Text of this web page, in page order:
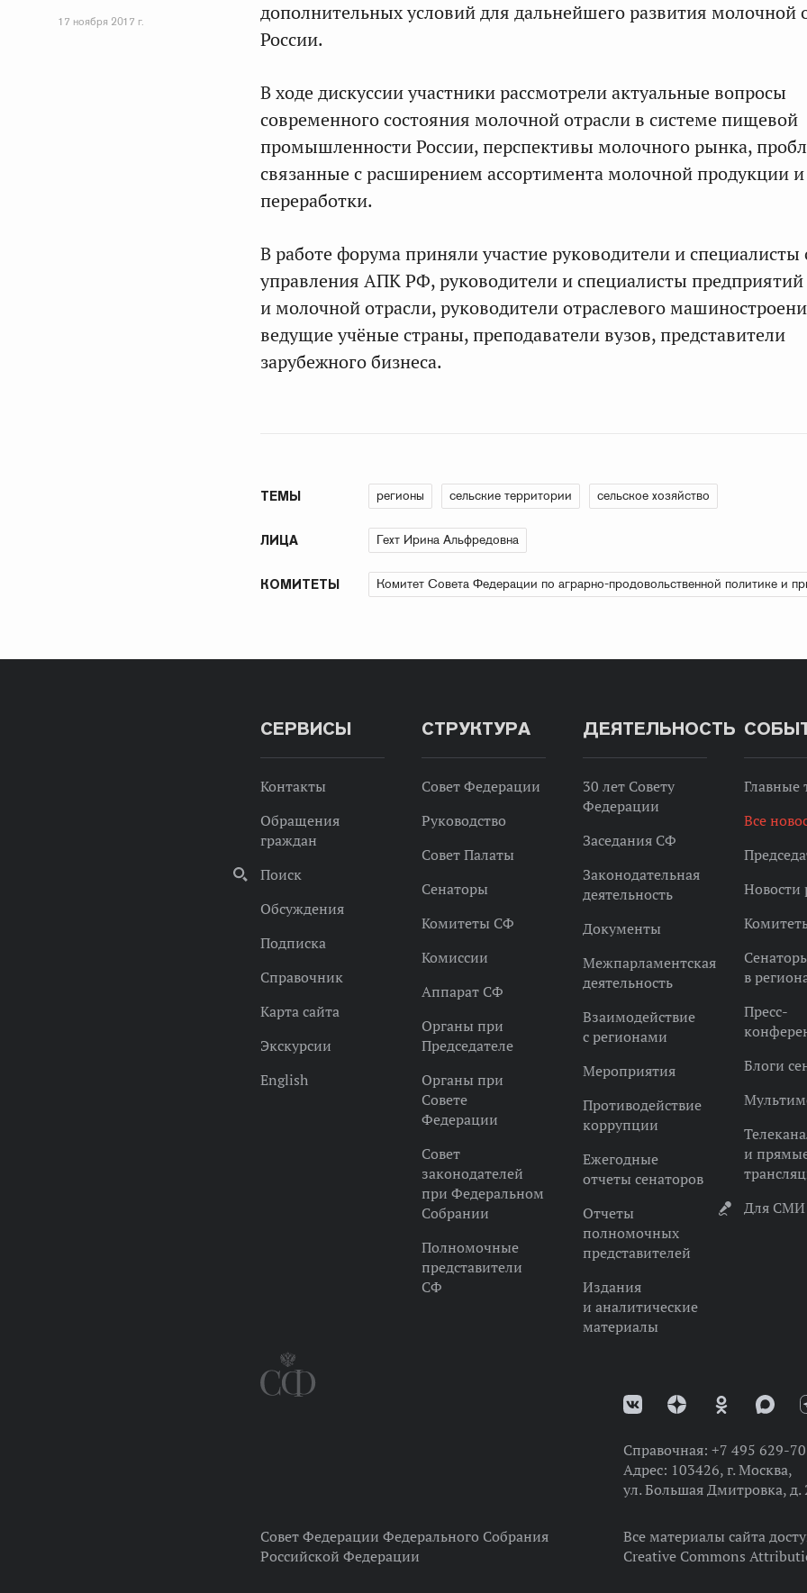
17 ноября 2017 г.
дополнительных условий для дальнейшего развития молочной
России.
В ходе дискуссии участники рассмотрели актуальные вопросы
современного состояния молочной отрасли в системе пищевой
промышленности России, перспективы молочного рынка,
связанные с расширением ассортимента молочной продукции и
переработки.
В работе форума приняли участие руководители и специалисты
управления АПК РФ, руководители и специалисты
и молочной отрасли, руководители отраслевого
ведущие учёные страны, преподаватели вузов, представители
зарубежного бизнеса.
ТЕМЫ регионы сельские территории сельское хозяйство
ЛИЦА Гехт Ирина Альфредовна
КОМИТЕТЫ Комитет Совета Федерации по аграрно-продовольственной политике и
СЕРВИСЫ
Контакты
Обращения
граждан
Поиск
Обсуждения
Подписка
Справочник
Карта сайта
Экскурсии
English
СТРУКТУРА
Совет Федерации
Руководство
Совет Палаты
Сенаторы
Комитеты СФ
Комиссии
Аппарат СФ
Органы при
Председателе
Органы при
Совете
Федерации
Совет
законодателей
при Федеральном
Собрании
Полномочные
представители
СФ
ДЕЯТЕЛЬНОСТЬ
30 лет Совету
Федерации
Заседания СФ
Законодательная
деятельность
Документы
Межпарламентская
деятельность
Взаимодействие
с регионами
Мероприятия
Противодействие
коррупции
Ежегодные
отчеты сенаторов
Отчеты
полномочных
представителей
Издания
и аналитические
материалы
Главные
Все
Новости
в
Пресс-
Блоги
и
Для СМИ
Справочная: +7 495 629-
Адрес: 103426, г. Москва,
ул. Большая Дмитровка, д.
Совет Федерации Федерального Собрания
Российской Федерации
Все материалы сайта
Creative Commons